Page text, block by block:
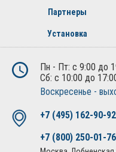
Партнеры
Установка
Пн - Пт: с 9:00 до
Сб: с 10:00 до
Воскресенье -
+7 (495) 162-90-92
+7 (800) 250-01-76